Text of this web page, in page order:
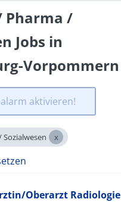
Pharma /
Jobs in
Vorpommern
aktivieren!
Oberarzt Radiologie